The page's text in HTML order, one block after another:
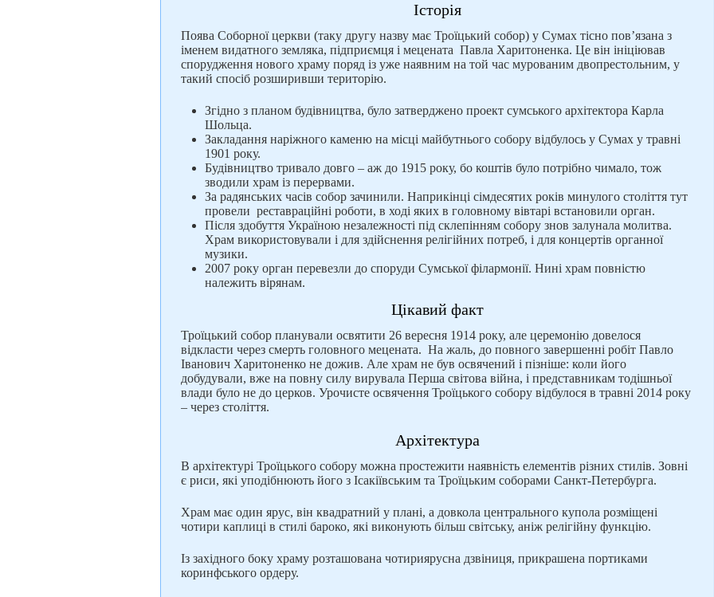
Історія
Поява Соборної церкви (таку другу назву має Троїцький собор) у Сумах тісно пов’язана з
іменем видатного земляка, підприємця і мецената Павла Харитоненка. Це він ініціював
спорудження нового храму поряд із уже наявним на той час мурованим двопрестольним, у
такий спосіб розширивши територію.
Згідно з планом будівництва, було затверджено проект сумського архітектора Карла
Шольца.
Закладання наріжного каменю на місці майбутнього собору відбулось у Сумах у травні
1901 року.
Будівництво тривало довго – аж до 1915 року, бо коштів було потрібно чимало, тож
зводили храм із перервами.
За радянських часів собор зачинили. Наприкінці сімдесятих років минулого століття тут
провели реставраційні роботи, в ході яких в головному вівтарі встановили орган.
Після здобуття Україною незалежності під склепінням собору знов залунала молитва.
Храм використовували і для здійснення релігійних потреб, і для концертів органної
музики.
2007 року орган перевезли до споруди Сумської філармонії. Нині храм повністю
належить вірянам.
Цікавий факт
Троїцький собор планували освятити 26 вересня 1914 року, але церемонію довелося
відкласти через смерть головного мецената. На жаль, до повного завершенні робіт Павло
Іванович Харитоненко не дожив. Але храм не був освячений і пізніше: коли його
добудували, вже на повну силу вирувала Перша світова війна, і представникам тодішньої
влади було не до церков. Урочисте освячення Троїцького собору відбулося в травні 2014 року
– через століття.
Архітектура
В архітектурі Троїцького собору можна простежити наявність елементів різних стилів. Зовні
є риси, які уподібнюють його з Ісакіївським та Троїцьким соборами Санкт-Петербурга.
Храм має один ярус, він квадратний у плані, а довкола центрального купола розміщені
чотири каплиці в стилі бароко, які виконують більш світську, аніж релігійну функцію.
Із західного боку храму розташована чотириярусна дзвіниця, прикрашена портиками
коринфського ордеру.